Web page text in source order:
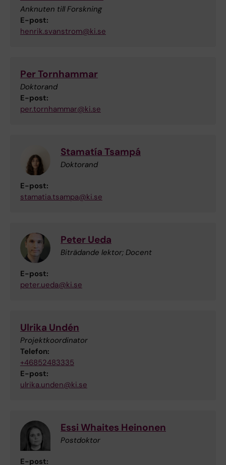
Anknuten till Forskning
E-post:
henrik.svanstrom@ki.se
Per Tornhammar
Doktorand
E-post:
per.tornhammar@ki.se
Stamatía Tsampá
Doktorand
E-post:
stamatia.tsampa@ki.se
Peter Ueda
Biträdande lektor; Docent
E-post:
peter.ueda@ki.se
Ulrika Undén
Projektkoordinator
Telefon:
+46852483335
E-post:
ulrika.unden@ki.se
Essi Whaites Heinonen
Postdoktor
E-post: